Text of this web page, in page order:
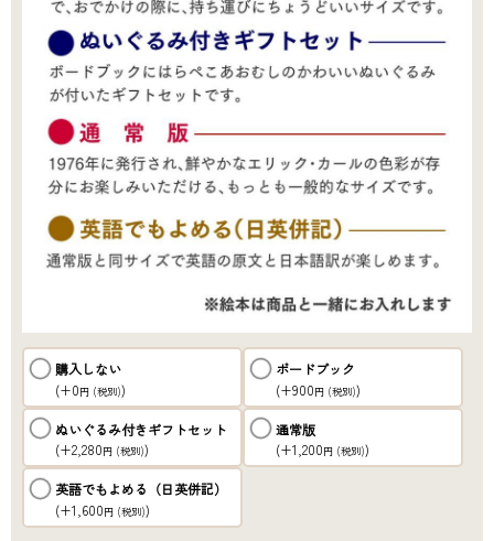
購入しない
(+0円 (税別))
ボードブック
(+900円 (税別))
ぬいぐるみ付きギフトセット
(+2,280円 (税別))
通常版
(+1,200円 (税別))
英語でもよめる（日英併記）
(+1,600円 (税別))